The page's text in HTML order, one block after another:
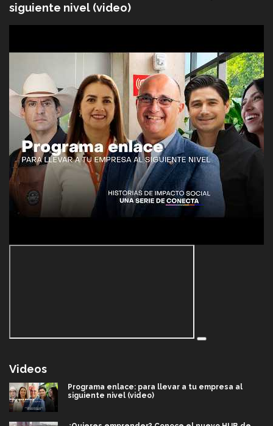
siguiente nivel (video)
Videos
Programa enlace: para llevar a tu empresa al
siguiente nivel (video)